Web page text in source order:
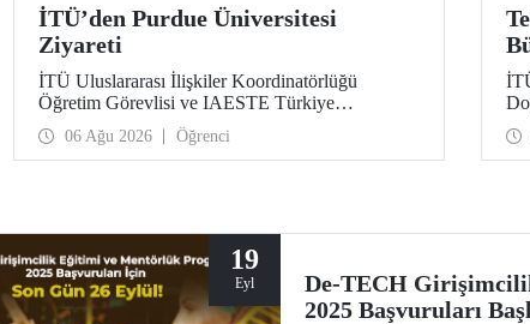
İTÜ’den Purdue Üniversitesi
Ziyareti
İTÜ Uluslararası İlişkiler Koordinatörlüğü
Öğretim Görevlisi ve IAESTE Türkiye
Sorumlusu Cahit Okan, akademik ilişkileri ve iş
birliğini geliştirmek amacıyla 20-27 Temmuz
tarihlerinde ABD’de dünyanın önde gelen
06 Ağu 2026 Öğrenci
19
Eyl
De-TECH
2025 Başvuruları